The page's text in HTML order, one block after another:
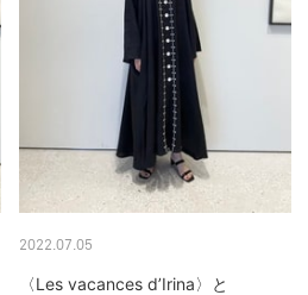
2022.07.05
〈Les vacances d’Irina〉と